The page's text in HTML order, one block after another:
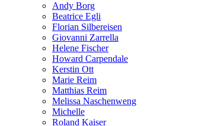
Andy Borg
Beatrice Egli
Florian Silbereisen
Giovanni Zarrella
Helene Fischer
Howard Carpendale
Kerstin Ott
Marie Reim
Matthias Reim
Melissa Naschenweng
Michelle
Roland Kaiser